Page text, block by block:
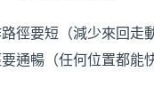
徑要短（減少來回走
通暢（任何位置都能